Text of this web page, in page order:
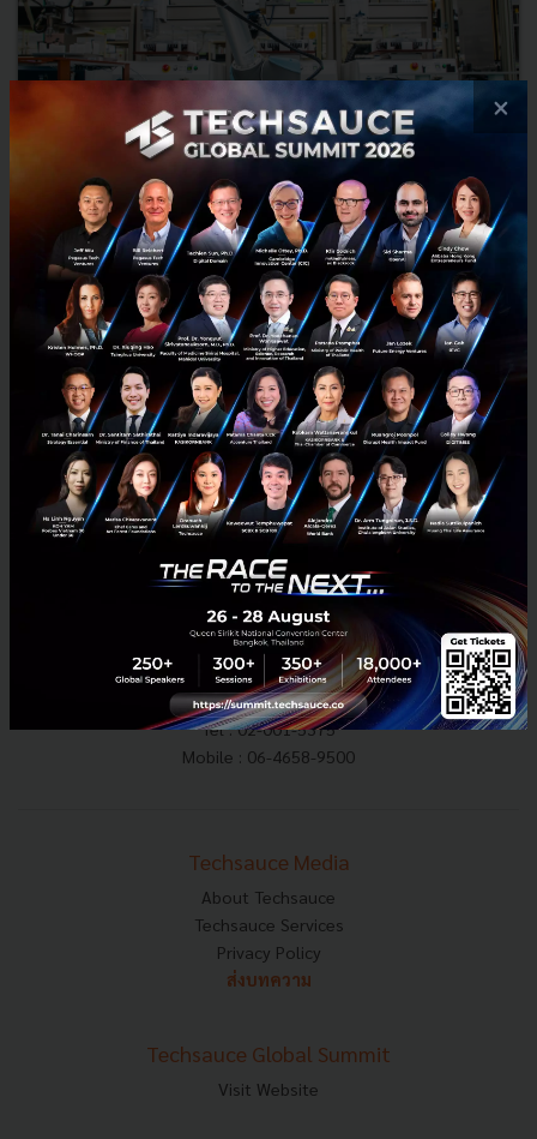
Universal Robots เพิ่มประสิทธิภาพให้ Benchmark
Electronics ในประเทศไทยถึง 25 เปอร์เซ็นต์
บริษัทชั้นนำด้านหุ่นยนต์ร่วมปฏิบัติงานหรือ โคบอท ได้เพิ่มขีดความ
สามารถให้กับบริษัท Benchmark Electronics ในประเทศไทยด้วยการติด
ตั้งหุ่นยนต์โคบอท 6 ตัวสำหรับกระบวนการประกอบและทดสอบใน...
พฤษภาคม 14, 2020 | By Techsauce Team
PR News Robots Universal Robots Benchmark Electronics
E-mail :contact@techsauce.co
Tel : 02-001-5375
Mobile : 06-4658-9500
Techsauce Media
About Techsauce
Techsauce Services
Privacy Policy
ส่งบทความ
Techsauce Global Summit
Visit Website
×